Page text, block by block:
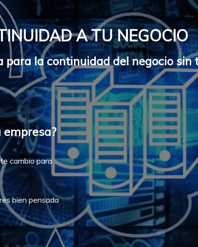
A TU NEGOCIO
para la continuidad del negocio
cambio para
bien pensada